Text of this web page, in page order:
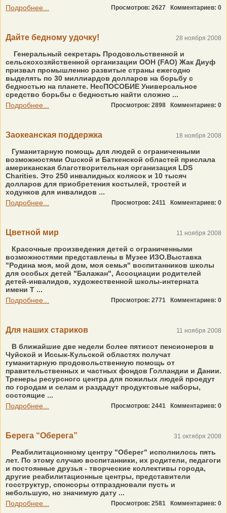
Подробнее...
Просмотров: 2627 Комментариев: 0
Дайте бедному удочку! 28 ноября 2008
Генеральный секретарь Продовольственной и
сельскохозяйственной организации ООН (FAO) Жак Диуф
призвал промышленно развитые страны ежегодно
выделять по 30 миллиардов долларов на борьбу с
бедностью на планете. НесПОСОБИЕ Универсальное
средство борьбы с бедностью найти сложно ...
Подробнее...
Просмотров: 2898 Комментариев: 0
Заокеанская поддержка 18 ноября 2008
Гуманитарную помощь для людей с ограниченными
возможностями Ошской и Баткенской областей прислала
американская благотворительная организация LDS
Charities. Это 250 инвалидных колясок и 10 тысяч
долларов для приобретения костылей, тростей и
ходунков для инвалидов ...
Подробнее...
Просмотров: 2411 Комментариев: 0
Цветной мир 11 ноября 2008
Красочные произведения детей с ограниченными
возможностями представлены в Музее ИЗО.Выставка
"Родина моя, мой дом, моя семья" воспитанников школы
для особых детей "Балажан", Ассоциации родителей
детей-инвалидов, художественной школы-интерната
имени Т ...
Подробнее...
Просмотров: 2771 Комментариев: 0
Для наших стариков 11 ноября 2008
В ближайшие две недели более пятисот пенсионеров в
Чуйской и Иссык-Кульской областях получат
гуманитарную продовольственную помощь от
правительственных и частных фондов Голландии и Дании.
Тренеры ресурсного центра для пожилых людей проедут
по городам и селам и раздадут продуктовые наборы,
состоящие ...
Подробнее...
Просмотров: 2441 Комментариев: 0
Берега “Оберега” 31 октября 2008
Реабилитационному центру "Оберег" исполнилось пять
лет. По этому случаю воспитанники, их родители, педагоги
и постоянные друзья - творческие коллективы города,
другие реабилитационные центры, представители
госструктур, спонсоры отпраздновали пусть и
небольшую, но значимую дату ...
Подробнее...
Просмотров: 2581 Комментариев: 0